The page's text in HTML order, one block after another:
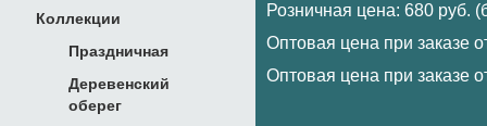
Розничная цена: 680 руб.
Оптовая цена при заказе
Оптовая цена при заказе
Коллекции
Праздничная
Деревенский
оберег